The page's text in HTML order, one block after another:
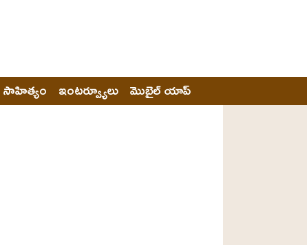
సాహిత్యం ఇంటర్వ్యూలు మొబైల్ యాప్